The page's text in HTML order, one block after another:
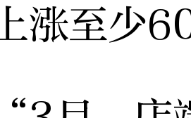
涨至少